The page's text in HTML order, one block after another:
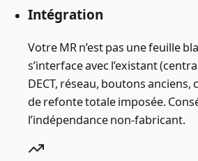
Intégration
Votre MR n’est pas une feuille
s’interface avec l’existant
DECT, réseau, boutons anciens,
de refonte totale imposée.
l’indépendance non-fabricant.